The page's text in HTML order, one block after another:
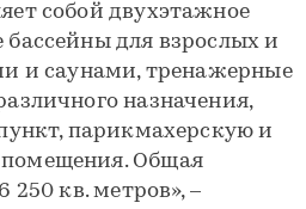
собой двухэтажное
для взрослых и
и саунами, тренажерные
назначения,
парикмахерскую и
Общая
250 кв. метров», –